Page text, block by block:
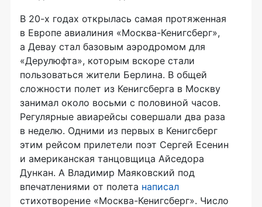
В 20-х годах открылась самая протяженная
в Европе авиалиния «Москва-Кенигсберг»,
а Девау стал базовым аэродромом для
«Дерулюфта», которым вскоре стали
пользоваться жители Берлина. В общей
сложности полет из Кенигсберга в Москву
занимал около восьми с половиной часов.
Регулярные авиарейсы совершали два раза
в неделю. Одними из первых в Кенигсберг
этим рейсом прилетели поэт Сергей Есенин
и американская танцовщица Айседора
Дункан. А Владимир Маяковский под
впечатлениями от полета написал
стихотворение «Москва-Кенигсберг». Число